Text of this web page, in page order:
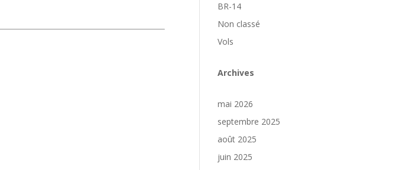
BR-14
Non classé
Vols
Archives
mai 2026
septembre 2025
août 2025
juin 2025